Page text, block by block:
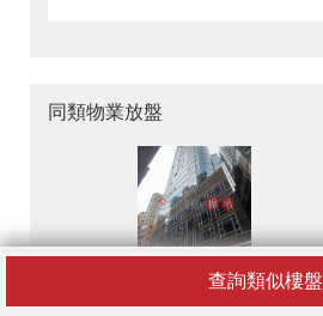
查詢類似樓盤
同類物業放盤
南和行大廈
HK$ 19,900 / 月